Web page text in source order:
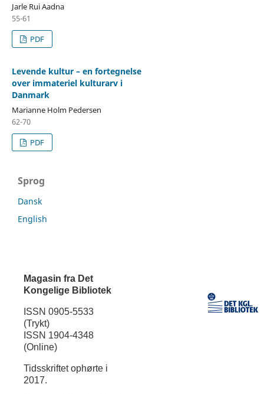
Jarle Rui Aadna
55-61
PDF
Levende kultur – en fortegnelse
over immateriel kulturarv i
Danmark
Marianne Holm Pedersen
62-70
PDF
Sprog
Dansk
English
Magasin fra Det
Kongelige Bibliotek
ISSN 0905-5533
(Trykt)
ISSN 1904-4348
(Online)
Tidsskriftet ophørte i
2017.